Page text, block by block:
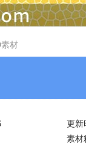
材
更新
素材